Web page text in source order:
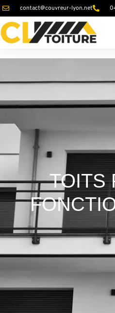
contact@couvreur-lyon.net
TOITS